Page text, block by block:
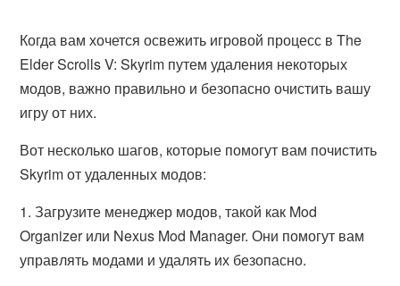
Когда вам хочется освежить игровой процесс в The
Elder Scrolls V: Skyrim путем удаления некоторых
модов, важно правильно и безопасно очистить вашу
игру от них.
Вот несколько шагов, которые помогут вам почистить
Skyrim от удаленных модов:
1. Загрузите менеджер модов, такой как Mod
Organizer или Nexus Mod Manager. Они помогут вам
управлять модами и удалять их безопасно.